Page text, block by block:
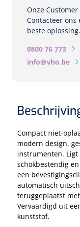
Ultrasound
Optische
Echo
Spleetlampen
Opties
Spleetlamp
Onze
Contacteer ons
beste oplossing.
0800 76 773
info@vho.be
Compact niet-
modern design,
instrumenten.
schokbestendig
een
automatisch
teruggeplaatst
Vervaardigd uit
kunststof.